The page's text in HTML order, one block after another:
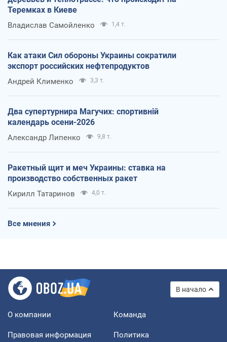
Теремках в Киеве
Владислав Самойленко 1,4 т.
Как атаки Сил обороны Украины сократили
экспорт российских нефтепродуктов
Андрей Клименко 3,3 т.
Два супертурнира Магучих: спортивній
календарь осени-2026
Александр Липенко 9,8 т.
Ракетный щит и меч Украины: ставка на
производство собственных ракет
Кирилл Татаринов 4,0 т.
Все мнения
В начало
О компании Команда
Правовая информация
Политика